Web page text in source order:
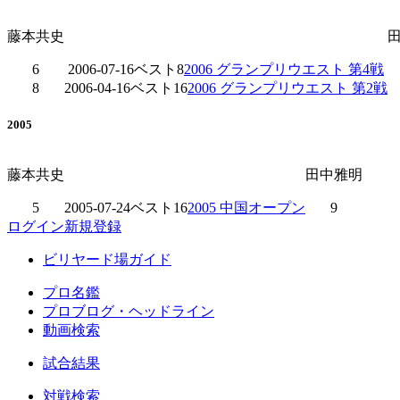
藤本共史
6 2006-07-16ベスト82006 グランプリウエスト 第4戦
8
2006-04-16ベスト162006 グランプリウエスト 第2戦
2005
藤本共史 田中雅明
5 2005-07-24ベスト162005 中国オープン
9
ログイン新規登録
ビリヤード場ガイド
プロ名鑑
プロブログ・ヘッドライン
動画検索
試合結果
対戦検索